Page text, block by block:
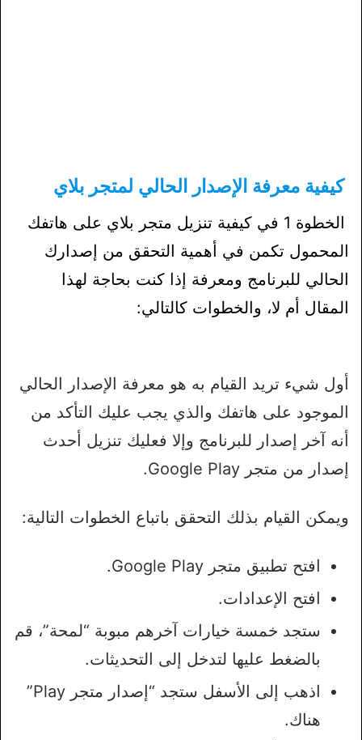
كيفية معرفة الإصدار الحالي لمتجر بلاي
الخطوة 1 في كيفية تنزيل متجر بلاي على هاتفك
المحمول تكمن في أهمية التحقق من إصدارك
الحالي للبرنامج ومعرفة إذا كنت بحاجة لهذا
المقال أم لا، والخطوات كالتالي:
أول شيء تريد القيام به هو معرفة الإصدار الحالي
الموجود على هاتفك والذي يجب عليك التأكد من
أنه آخر إصدار للبرنامج وإلا فعليك تنزيل أحدث
إصدار من متجر Google Play.
ويمكن القيام بذلك التحقق باتباع الخطوات التالية:
افتح تطبيق متجر Google Play.
افتح الإعدادات.
ستجد خمسة خيارات آخرهم مبوبة “لمحة”، قم
بالضغط عليها لتدخل إلى التحديثات.
اذهب إلى الأسفل ستجد “إصدار متجر Play”
هناك.